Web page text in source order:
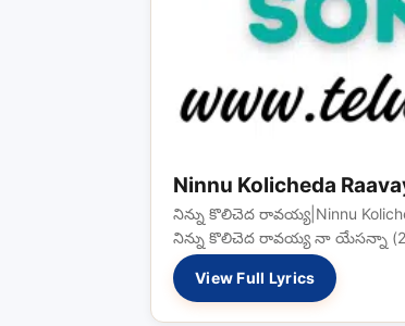
Ninnu Kolicheda
నిన్ను కొలిచెద రావయ్య|Ninnu
నిన్ను కొలిచెద రావయ్య నా యేసన్నా
View Full Lyrics